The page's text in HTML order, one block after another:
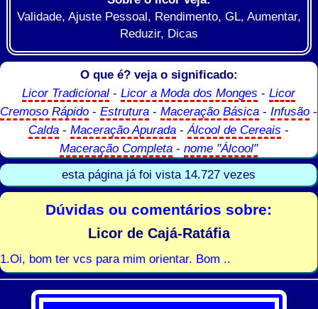
Validade, Ajuste Pessoal, Rendimento, GL, Aumentar,
Reduzir, Dicas
O que é? veja o significado:
Licor Tradicional -Licor a Moda dos Monges -Licor
Cremoso Rápido -Estrutura -Maceração Básica - Infusão -
Calda -Maceração Apurada -Álcool de Cereais -
Maceração Completa -nome "Álcool"
esta página já foi vista 14.727 vezes
Dúvidas ou comentários sobre:
Licor de Cajá-Ratáfia
1.Oi, bom ter vcs para mim orientar. Bom ..